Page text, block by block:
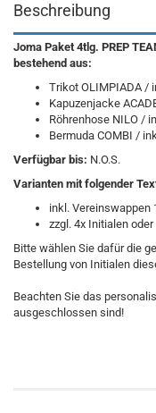
Beschreibung
Joma Paket 4tlg. PREP
bestehend aus:
Trikot OLIMPIADA /
Kapuzenjacke
Röhrenhose NILO /
Bermuda COMBI /
Verfügbar bis: N.O.S.
Varianten mit folgender
inkl. Vereinswappen
zzgl. 4x Initialen
Bitte wählen Sie dafür die
Bestellung von Initialen
Beachten Sie das
ausgeschlossen sind!